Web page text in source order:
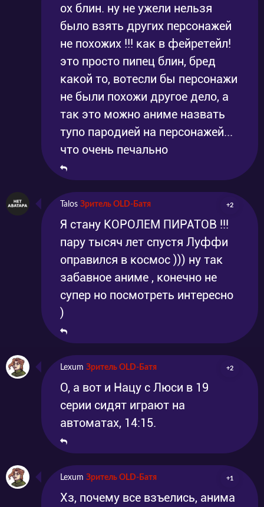
ох блин. ну не ужели нельзя
было взять других персонажей
не похожих !!! как в фейретейл!
это просто пипец блин, бред
какой то, вотесли бы персонажи
не были похожи другое дело, а
так это можно аниме назвать
тупо пародией на персонажей...
что очень печально
Talos Зритель OLD-Батя +2
Я стану КОРОЛЕМ ПИРАТОВ !!!
пару тысяч лет спустя Луффи
оправился в космос ))) ну так
забавное аниме , конечно не
супер но посмотреть интересно
)
Lexum Зритель OLD-Батя +2
О, а вот и Нацу с Люси в 19
серии сидят играют на
автоматах, 14:15.
Lexum Зритель OLD-Батя +1
Хз, почему все взъелись, анима